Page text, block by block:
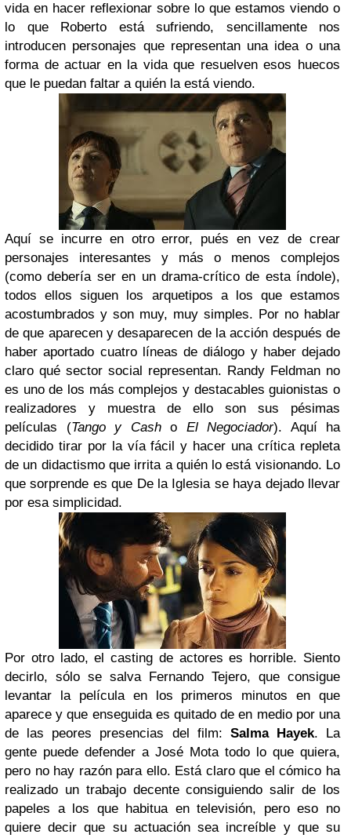
vida en hacer reflexionar sobre lo que estamos viendo o
lo que Roberto está sufriendo, sencillamente nos
introducen personajes que representan una idea o una
forma de actuar en la vida que resuelven esos huecos
que le puedan faltar a quién la está viendo.
Aquí se incurre en otro error, pués en vez de crear
personajes interesantes y más o menos complejos
(como debería ser en un drama-crítico de esta índole),
todos ellos siguen los arquetipos a los que estamos
acostumbrados y son muy, muy simples. Por no hablar
de que aparecen y desaparecen de la acción después de
haber aportado cuatro líneas de diálogo y haber dejado
claro qué sector social representan. Randy Feldman no
es uno de los más complejos y destacables guionistas o
realizadores y muestra de ello son sus pésimas
películas (Tango y Casho El Negociador). Aquí ha
decidido tirar por la vía fácil y hacer una crítica repleta
de un didactismo que irrita a quién lo está visionando. Lo
que sorprende es que De la Iglesia se haya dejado llevar
por esa simplicidad.
Por otro lado, el casting de actores es horrible. Siento
decirlo, sólo se salva Fernando Tejero, que consigue
levantar la película en los primeros minutos en que
aparece y que enseguida es quitado de en medio por una
de las peores presencias del film: Salma Hayek. La
gente puede defender a José Mota todo lo que quiera,
pero no hay razón para ello. Está claro que el cómico ha
realizado un trabajo decente consiguiendo salir de los
papeles a los que habitua en televisión, pero eso no
quiere decir que su actuación sea increíble y que su